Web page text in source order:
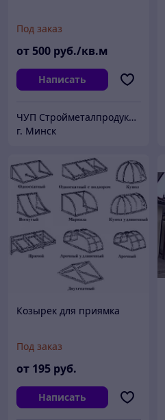
Под заказ
от 500 руб./кв.м
Написать
ЧУП Стройметалпродукция
г. Минск
Козырек для приямка
Под заказ
от 195 руб.
Написать